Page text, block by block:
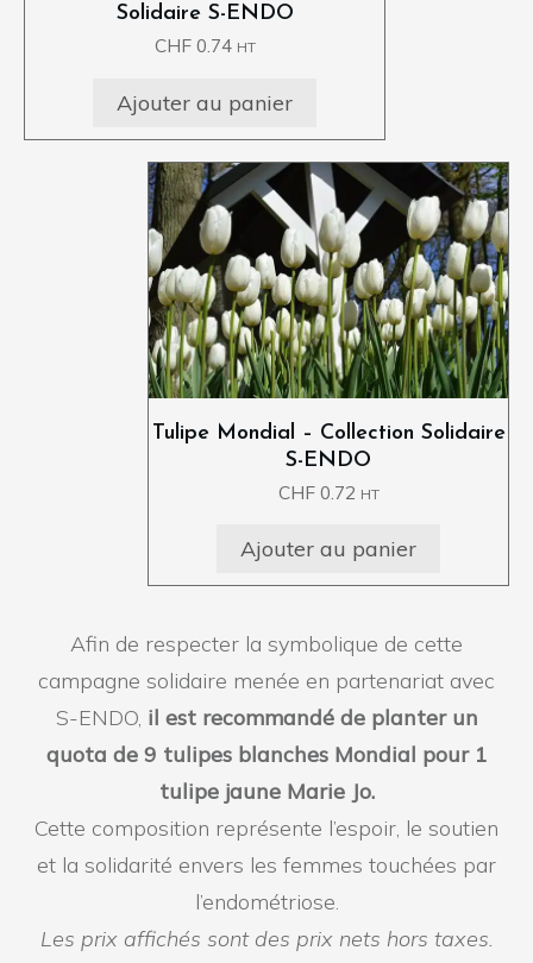
Solidaire S-ENDO
CHF0.74 HT
Ajouter au panier
Tulipe Mondial – Collection Solidaire
S-ENDO
CHF0.72 HT
Ajouter au panier
Afin de respecter la symbolique de cette
campagne solidaire menée en partenariat avec
S-ENDO, il est recommandé de planter un
quota de 9 tulipes blanches Mondial pour 1
tulipe jaune Marie Jo.
Cette composition représente l’espoir, le soutien
et la solidarité envers les femmes touchées par
l’endométriose.
Les prix affichés sont des prix nets hors taxes.